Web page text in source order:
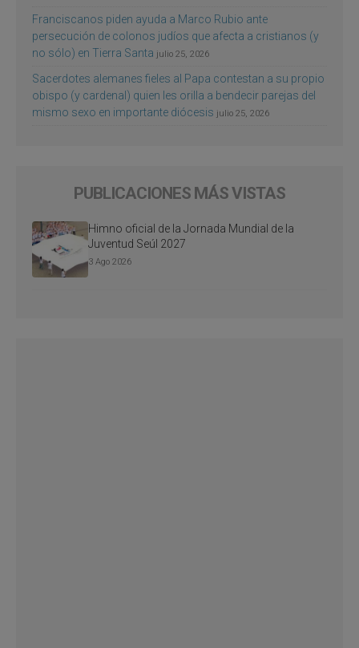
Franciscanos piden ayuda a Marco Rubio ante
persecución de colonos judíos que afecta a cristianos (y
no sólo) en Tierra Santa julio 25, 2026
Sacerdotes alemanes fieles al Papa contestan a su propio
obispo (y cardenal) quien les orilla a bendecir parejas del
mismo sexo en importante diócesis julio 25, 2026
PUBLICACIONES MÁS VISTAS
Himno oficial de la Jornada Mundial de la
Juventud Seúl 2027
3 Ago 2026